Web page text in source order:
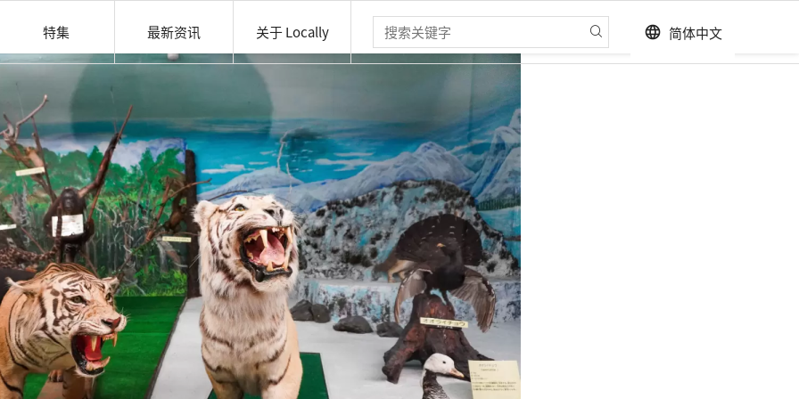
特集 最新资讯 关于 Locally language 简体中文